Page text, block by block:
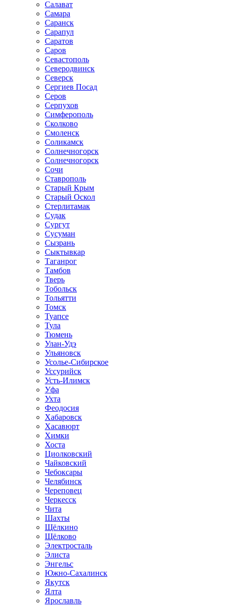
Салават
Самара
Саранск
Сарапул
Саратов
Саров
Севастополь
Северодвинск
Северск
Сергиев Посад
Серов
Серпухов
Симферополь
Сколково
Смоленск
Соликамск
Солнечногорск
Солнечногорск
Сочи
Ставрополь
Старый Крым
Старый Оскол
Стерлитамак
Судак
Сургут
Сусуман
Сызрань
Сыктывкар
Таганрог
Тамбов
Тверь
Тобольск
Тольятти
Томск
Туапсе
Тула
Тюмень
Улан-Удэ
Ульяновск
Усолье-Сибирское
Уссурийск
Усть-Илимск
Уфа
Ухта
Феодосия
Хабаровск
Хасавюрт
Химки
Хоста
Циолковский
Чайковский
Чебоксары
Челябинск
Череповец
Черкесск
Чита
Шахты
Щёлкино
Щёлково
Электросталь
Элиста
Энгельс
Южно-Сахалинск
Якутск
Ялта
Ярославль